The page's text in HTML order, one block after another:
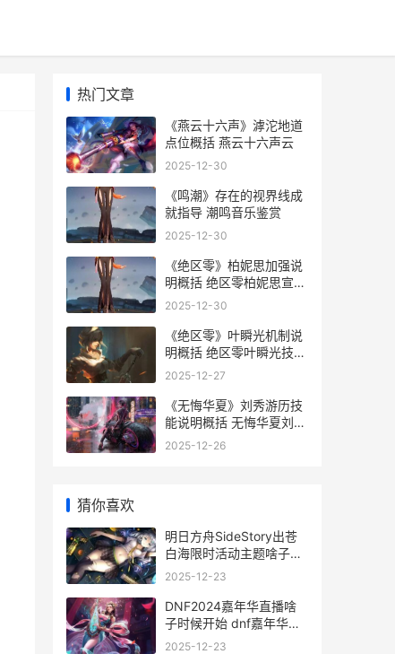
热门文章
《燕云十六声》滹沱地道
点位概括 燕云十六声云
2025-12-30
《鸣潮》存在的视界线成
就指导 潮鸣音乐鉴赏
2025-12-30
《绝区零》柏妮思加强说
明概括 绝区零柏妮思宣传
PV
2025-12-30
《绝区零》叶瞬光机制说
明概括 绝区零叶瞬光技能
爆料
2025-12-27
《无悔华夏》刘秀游历技
能说明概括 无悔华夏刘秀
君主藏品
2025-12-26
猜你喜欢
明日方舟SideStory出苍
白海限时活动主题啥子时
候上线 明日方舟 终末地
2025-12-23
DNF2024嘉年华直播啥
子时候开始 dnf嘉年华活
动
2025-12-23